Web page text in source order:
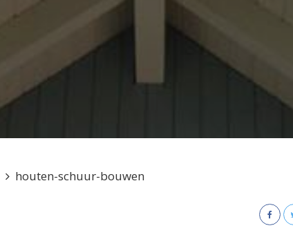
houten-schuur-bouwen